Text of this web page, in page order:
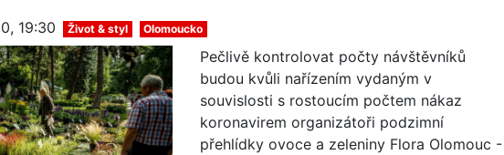
19:30 Život & styl Olomoucko
Pečlivě kontrolovat počty návštěvníků
budou kvůli nařízením vydaným v
souvislosti s rostoucím počtem nákaz
koronavirem organizátoři podzimní
přehlídky ovoce a zeleniny Flora Olomouc -